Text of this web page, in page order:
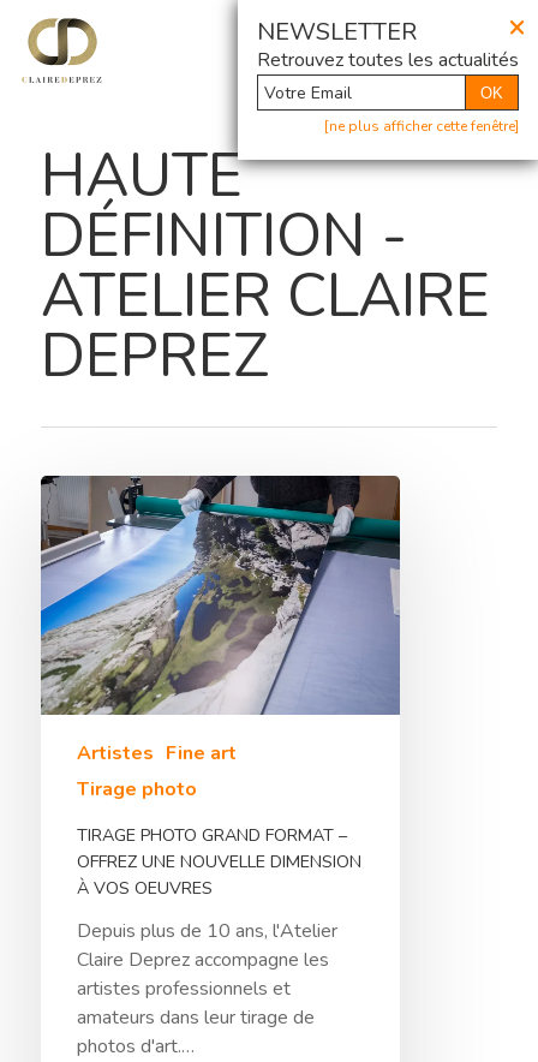
×
NEWSLETTER
Retrouvez toutes les actualités
OK
[ne plus afficher cette fenêtre]
@ Newsletter
Hit enter to search or ESC to close
HAUTE
DÉFINITION -
ATELIER CLAIRE
DEPREZ
Artistes Fine art
Tirage photo
TIRAGE PHOTO GRAND FORMAT –
OFFREZ UNE NOUVELLE DIMENSION
À VOS OEUVRES
Depuis plus de 10 ans, l'Atelier
Claire Deprez accompagne les
artistes professionnels et
amateurs dans leur tirage de
photos d'art.…